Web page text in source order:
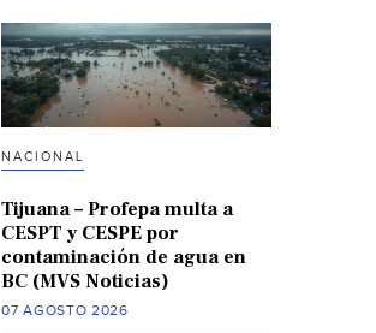
NACIONAL
Tijuana – Profepa multa a
CESPT y CESPE por
contaminación de agua en
BC (MVS Noticias)
07 AGOSTO 2026